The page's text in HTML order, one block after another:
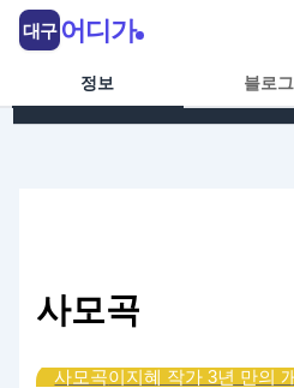
콘텐츠로 건너뛰기
정보 블로그
사모곡
사모곡이지혜 작가 3년 만의
대구 어디가